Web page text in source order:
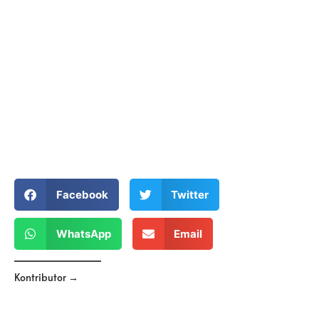
Facebook Twitter
WhatsApp Email
Kontributor →